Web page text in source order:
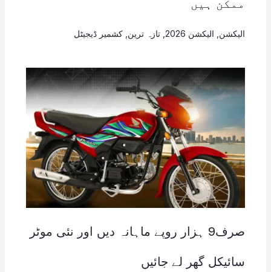
ممکن ہیں
الیکشن الیکشن 2026 , تازہ ترین کشمیر ڈیجیٹل
صرف9 ہزار روپے ماہانہ دیں اور نئی موٹر
سائیکل گھر لے جائیں